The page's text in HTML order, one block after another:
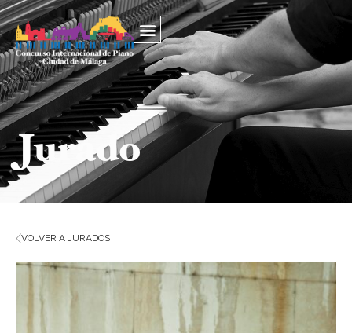
Jurado
VOLVER A JURADOS